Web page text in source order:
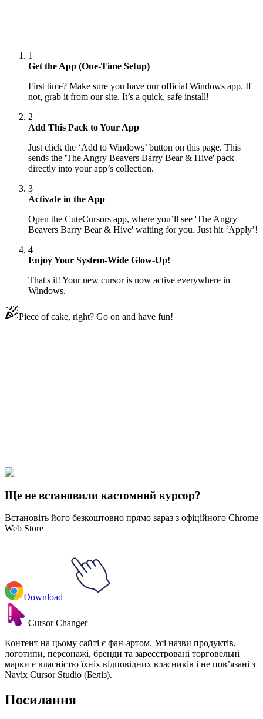
1
Get the App (One-Time Setup)
First time? Make sure you have our official Windows app. If
not, grab it from our site. It’s a quick, safe install!
2
Add This Pack to Your App
Just click the ‘Add to Windows’ button on this page. This
sends the 'The Angry Beavers Barry Bear & Hive' pack
directly into your app’s collection.
3
Activate in the App
Open the CuteCursors app, where you’ll see 'The Angry
Beavers Barry Bear & Hive' waiting for you. Just hit ‘Apply’!
4
Enjoy Your System-Wide Glow-Up!
That's it! Your new cursor is now active everywhere in
Windows.
Piece of cake, right? Go on and have fun!
The Angry Beavers
Hive
Ще не встановили кастомний курсор?
Встановіть його безкоштовно прямо зараз з офіційного Chrome
Web Store
Download
Cursor Changer
Контент на цьому сайті є фан-артом. Усі назви продуктів,
логотипи, персонажі, бренди та зареєстровані торговельні
марки є власністю їхніх відповідних власників і не пов’язані з
Navix Cursor Studio (Беліз).
Посилання